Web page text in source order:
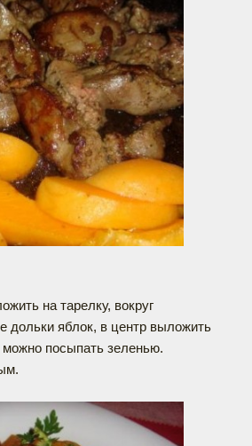
на тарелку, вокруг
дольки яблок, в центр выложить
посыпать зеленью.